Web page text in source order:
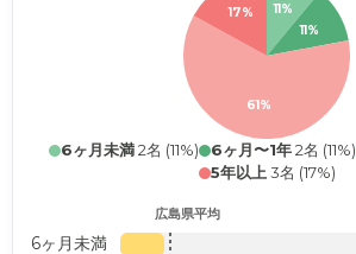
11%
11%
61%
17%
6ヶ月未満2名 (11%) 6ヶ月〜1年2名 (11%)
5年以上3名 (17%)
広島県平均
6ヶ月未満